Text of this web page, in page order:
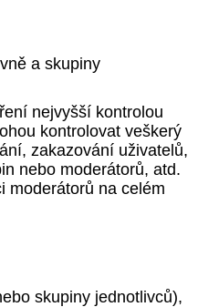
a skupiny
nejvyšší kontrolou
kontrolovat veškerý
zakazování uživatelů,
nebo moderátorů, atd.
moderátorů na celém
skupiny jednotlivců),